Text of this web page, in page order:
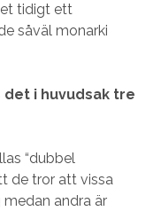
tidigt ett
såväl monarki
i huvudsak tre
“dubbel
de tror att vissa
andra är